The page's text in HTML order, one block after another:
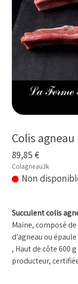
NOS COLIS
CUISSON
BARBECUE
BOUILLONS
Comment
Nos VIDEOS
NOTRE
Marché frais
Français ▼
Colis
89,85 €
Colagneau3k
Non
Succulent colis
Maine, composé
d’agneau ou
, Haut de côte 600
producteur,